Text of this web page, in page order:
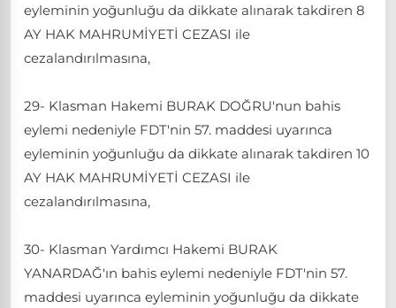
eyleminin yoğunluğu da dikkate alınarak takdiren 8
AY HAK MAHRUMİYETİ CEZASI ile
cezalandırılmasına,
29- Klasman Hakemi BURAK DOĞRU'nun bahis
eylemi nedeniyle FDT'nin 57. maddesi uyarınca
eyleminin yoğunluğu da dikkate alınarak takdiren 10
AY HAK MAHRUMİYETİ CEZASI ile
cezalandırılmasına,
30- Klasman Yardımcı Hakemi BURAK
YANARDAĞ'ın bahis eylemi nedeniyle FDT'nin 57.
maddesi uyarınca eyleminin yoğunluğu da dikkate